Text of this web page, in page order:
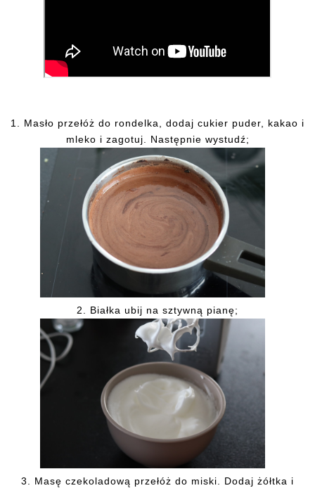
1. Masło przełóż do rondelka, dodaj cukier puder, kakao i
mleko i zagotuj. Następnie wystudź;
2. Białka ubij na sztywną pianę;
3. Masę czekoladową przełóż do miski. Dodaj żółtka i